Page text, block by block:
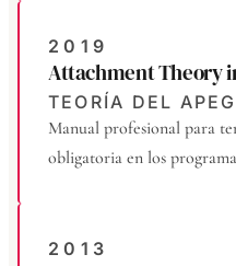
2013
2019
Attachment Theory
TEORÍA DEL
Manual profesional para
obligatoria en los